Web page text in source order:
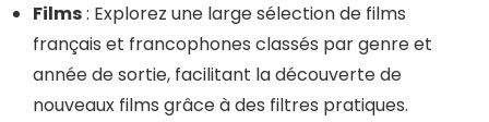
Films: Explorez une large sélection de films
français et francophones classés par genre et
année de sortie, facilitant la découverte de
nouveaux films grâce à des filtres pratiques.